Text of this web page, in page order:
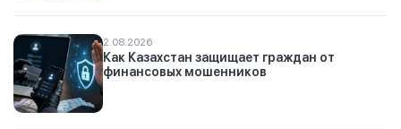
2.08.2026
Как Казахстан защищает граждан от
финансовых мошенников